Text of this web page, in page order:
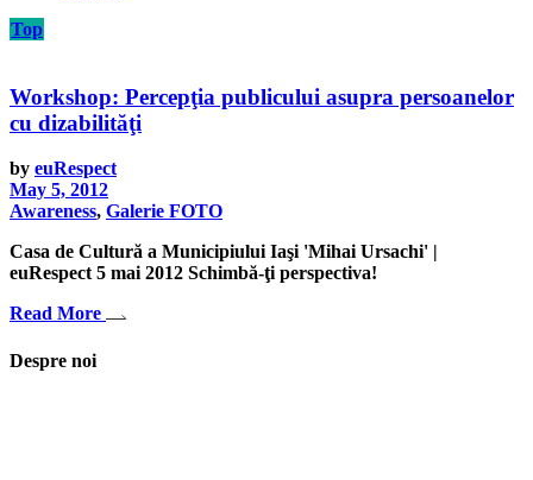
Top
Workshop: Percepţia publicului asupra persoanelor
cu dizabilităţi
by euRespect
May 5, 2012
Awareness, Galerie FOTO
Casa de Cultură a Municipiului Iaşi 'Mihai Ursachi' |
euRespect 5 mai 2012 Schimbă-ţi perspectiva!
Read More
Despre noi